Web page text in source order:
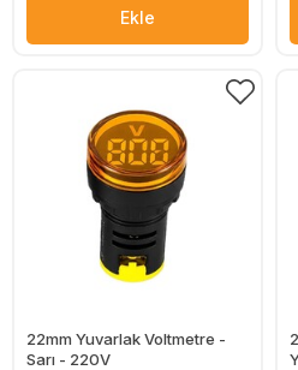
Ekle
22mm Yuvarlak Voltmetre -
Sarı - 220V